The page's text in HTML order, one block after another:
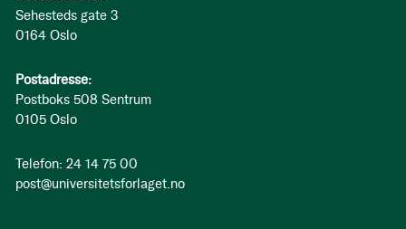
Sehesteds gate 3
0164 Oslo
Postadresse:
Postboks 508 Sentrum
0105 Oslo
Telefon: 24 14 75 00
post@universitetsforlaget.no